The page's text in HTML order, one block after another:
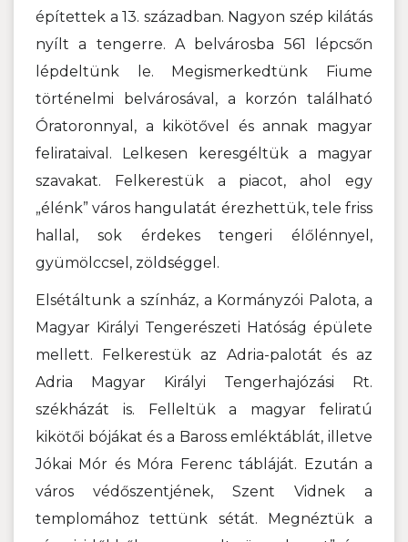
építettek a 13. században. Nagyon szép kilátás
nyílt a tengerre. A belvárosba 561 lépcsőn
lépdeltünk le. Megismerkedtünk Fiume
történelmi belvárosával, a korzón található
Óratoronnyal, a kikötővel és annak magyar
felirataival. Lelkesen keresgéltük a magyar
szavakat. Felkerestük a piacot, ahol egy
„élénk” város hangulatát érezhettük, tele friss
hallal, sok érdekes tengeri élőlénnyel,
gyümölccsel, zöldséggel.
Elsétáltunk a színház, a Kormányzói Palota, a
Magyar Királyi Tengerészeti Hatóság épülete
mellett. Felkerestük az Adria-palotát és az
Adria Magyar Királyi Tengerhajózási Rt.
székházát is. Felleltük a magyar feliratú
kikötői bójákat és a Baross emléktáblát, illetve
Jókai Mór és Móra Ferenc tábláját. Ezután a
város védőszentjének, Szent Vidnek a
templomához tettünk sétát. Megnéztük a